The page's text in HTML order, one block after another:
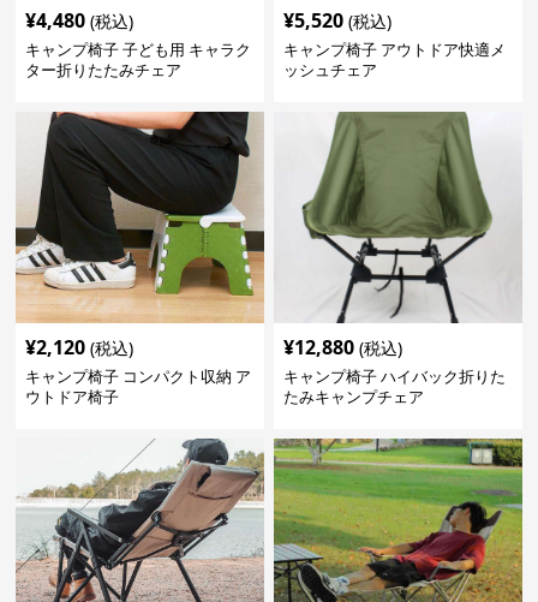
¥4,480 (税込)
キャンプ椅子 子ども用 キャラク
ター折りたたみチェア
¥5,520 (税込)
キャンプ椅子 アウトドア快適メ
ッシュチェア
¥2,120 (税込)
キャンプ椅子 コンパクト収納 ア
ウトドア椅子
¥12,880 (税込)
キャンプ椅子 ハイバック折りた
たみキャンプチェア